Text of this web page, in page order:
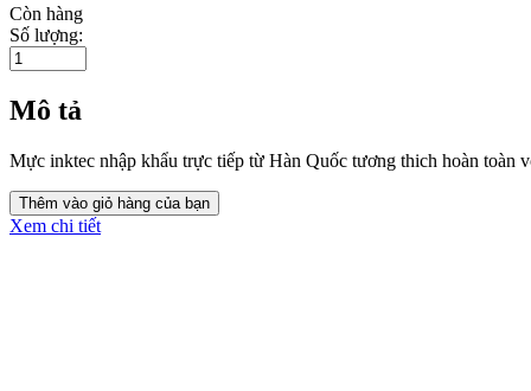
Còn hàng
Số lượng:
Mô tả
Mực inktec nhập khẩu trực tiếp từ Hàn Quốc tương thich hoàn toàn
Xem chi tiết